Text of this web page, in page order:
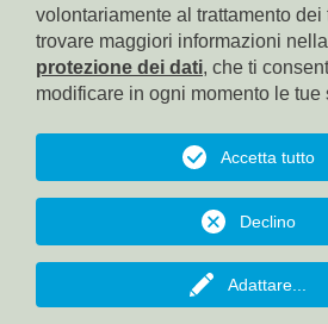
IMPRINT
PRIVACY
0471/971825, e-mail: sab.bz@fabibz.it,
Web by
KONVERTO AG
volontariamente al trattamento dei
trovare maggiori informazioni
protezione dei dati, che ti
modificare in ogni momento le tue
Adattare
Declino
Accetta tutto